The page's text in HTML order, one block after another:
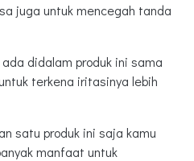
juga untuk mencegah tanda
didalam produk ini sama
terkena iritasinya lebih
satu produk ini saja kamu
manfaat untuk